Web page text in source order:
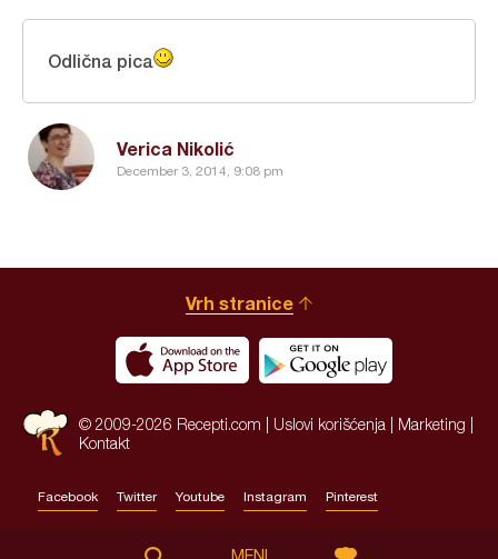
Verica Nikolić
December 3, 2014, 9:08 pm
Odlična pica
Vrh stranice
© 2009-2026 Recepti.com | Uslovi korišćenja Marketing
Kontakt
Facebook Twitter Youtube Instagram Pinterest